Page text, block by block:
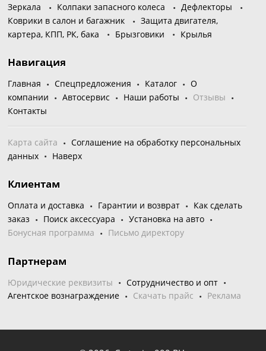
Зеркала
Колпаки запасного колеса
Дефлекторы
Коврики в салон и багажник
Защита двигателя,
картера, КПП, РК, бака
Брызговики Крылья
Навигация
Главная Спецпредложения Каталог
О
компании
Автосервис Наши работы
Отзывы
Контакты
Карта сайта
Соглашение на обработку персональных
данных
Наверх
Клиентам
Оплата и доставка Гарантии и возврат
Как сделать
заказ
Поиск аксессуара
Установка на авто
Бонусная программа
Письмо директору
Партнерам
Юридические реквизиты
Сотрудничество и опт
Агентское вознаграждение
Скачать прайс Реклама